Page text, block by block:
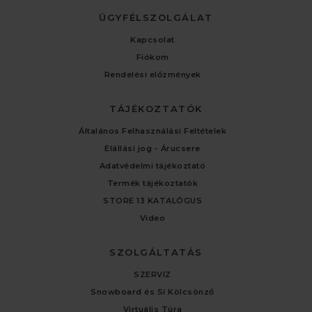
ÜGYFÉLSZOLGÁLAT
Kapcsolat
Fiókom
Rendelési előzmények
TÁJÉKOZTATÓK
Általános Felhasználási Feltételek
Elállási jog - Árucsere
Adatvédelmi tájékoztató
Termék tájékoztatók
STORE 13 KATALÓGUS
Video
SZOLGÁLTATÁS
SZERVIZ
Snowboard és Sí Kölcsönző
Virtuális Túra